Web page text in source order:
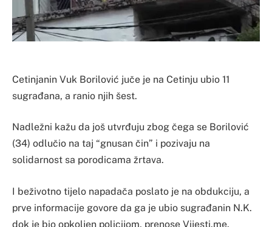
Cetinjanin Vuk Borilović juče je na Cetinju ubio 11
sugrađana, a ranio njih šest.
Nadležni kažu da još utvrđuju zbog čega se Borilović
(34) odlučio na taj “gnusan čin” i pozivaju na
solidarnost sa porodicama žrtava.
I beživotno tijelo napadača poslato je na obdukciju, a
prve informacije govore da ga je ubio sugrađanin N.K.
dok je bio opkoljen policijom, prenose Vijesti.me.